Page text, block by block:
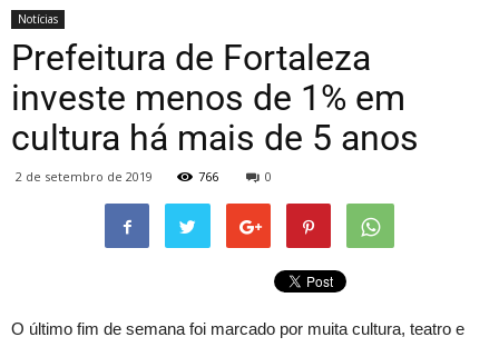
Notícias
Prefeitura de Fortaleza
investe menos de 1% em
cultura há mais de 5 anos
2 de setembro de 2019 766 0
O último fim de semana foi marcado por muita cultura, teatro e